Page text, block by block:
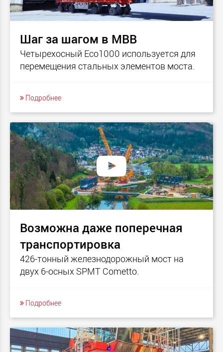
Шаг за шагом в MBB
Четырехосный Eco1000 используется для
перемещения стальных элементов моста.
Подробнее
Возможна даже поперечная
транспортировка
426-тонный железнодорожный мост на
двух 6-осных SPMT Cometto.
Подробнее